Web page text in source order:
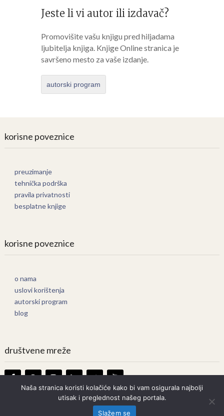
Jeste li vi autor ili izdavač?
Promovišite vašu knjigu pred hiljadama
ljubitelja knjiga. Knjige Online stranica je
savršeno mesto za vaše izdanje.
autorski program
korisne poveznice
preuzimanje
tehnička podrška
pravila privatnosti
besplatne knjige
korisne poveznice
o nama
uslovi korištenja
autorski program
blog
društvene mreže
Knjige OnlineCopyright © 2026.
Naša stranica koristi kolačiće kako bi vam osigurala najbolji
utisak i preglednost našeg portala.
Slažem se